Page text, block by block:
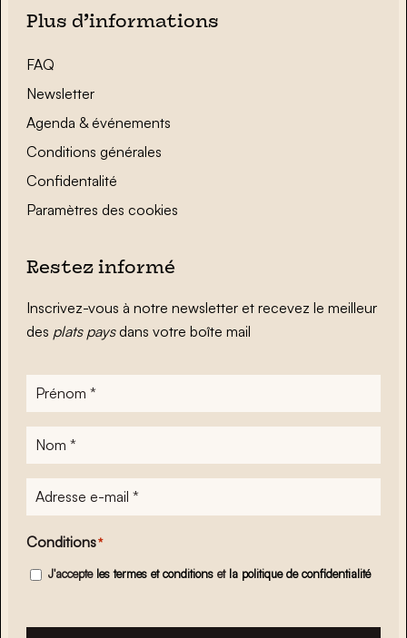
Plus d’informations
FAQ
Newsletter
Agenda & événements
Conditions générales
Confidentalité
Paramètres des cookies
Restez informé
Inscrivez-vous à notre newsletter et recevez le meilleur
des plats paysdans votre boîte mail
Prénom
Nom
Adresse
e-
mail*
Conditions*
J'accepte les termes et conditions et la politique de confidentialité